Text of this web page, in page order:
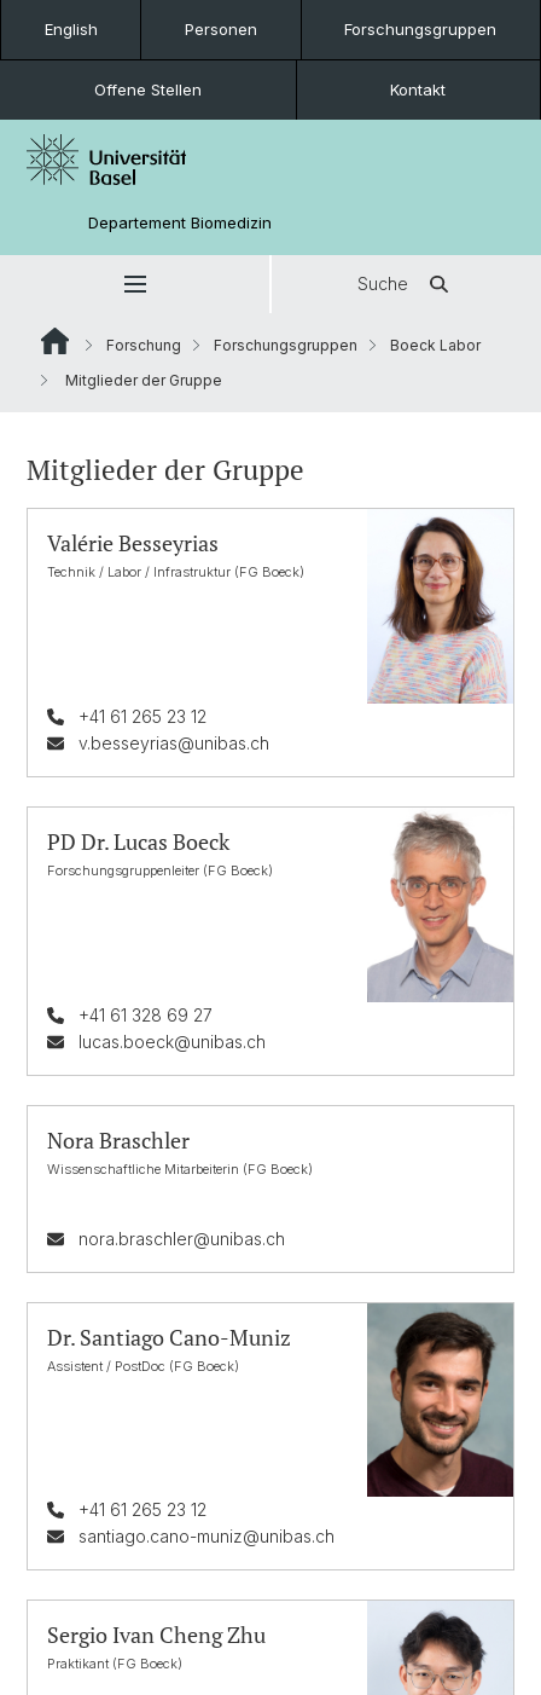
English Personen Forschungsgruppen
Offene Stellen Kontakt
Departement Biomedizin
Suche
Forschung Forschungsgruppen
Boeck Labor
Mitglieder der Gruppe
Mitglieder der Gruppe
Valérie Besseyrias
Technik / Labor / Infrastruktur (FG Boeck)
+41 61 265 23 12
v.besseyrias@unibas.ch
PD Dr. Lucas Boeck
Forschungsgruppenleiter (FG Boeck)
+41 61 328 69 27
lucas.boeck@unibas.ch
Nora Braschler
Wissenschaftliche Mitarbeiterin (FG Boeck)
nora.braschler@unibas.ch
Dr. Santiago Cano-Muniz
Assistent / PostDoc (FG Boeck)
+41 61 265 23 12
santiago.cano-muniz@unibas.ch
Sergio Ivan Cheng Zhu
Praktikant (FG Boeck)